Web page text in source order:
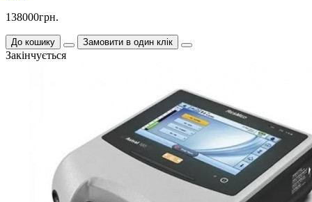
138000грн.
До кошику Замовити в один клік
Закінчується